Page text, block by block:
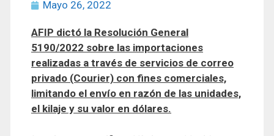
Mayo 26, 2022
AFIP dictó la Resolución General
5190/2022 sobre las importaciones
realizadas a través de servicios de correo
privado (Courier) con fines comerciales,
limitando el envío en razón de las unidades,
el kilaje y su valor en dólares.